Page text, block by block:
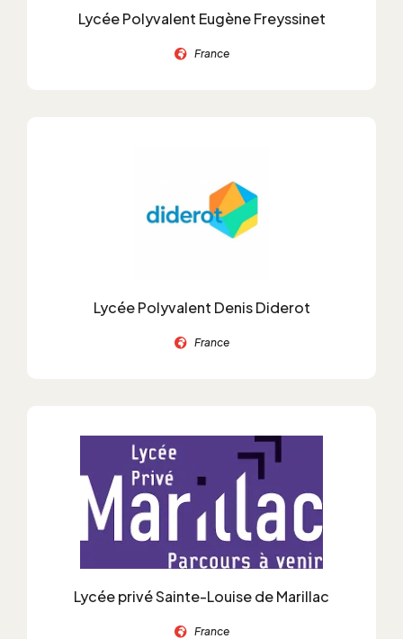
Lycée Polyvalent Eugène Freyssinet
France
Lycée Polyvalent Denis Diderot
France
Lycée privé Sainte-Louise de Marillac
France